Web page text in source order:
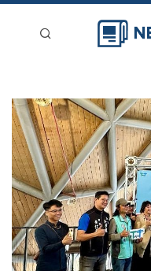
新聞稿分類
登入
刊登